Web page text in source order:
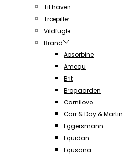
Til haven
Træpiller
Vildfugle
Brand
Absorbine
Amequ
Brit
Brogaarden
Carnilove
Carr & Day & Martin
Eggersmann
Equidan
Equsana